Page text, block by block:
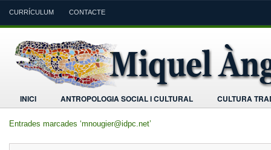
CURRÍCULUM CONTACTE
INICI ANTROPOLOGIA SOCIAL I CULTURAL CULTURA
Entrades marcades ‘mnougier@idpc.net’